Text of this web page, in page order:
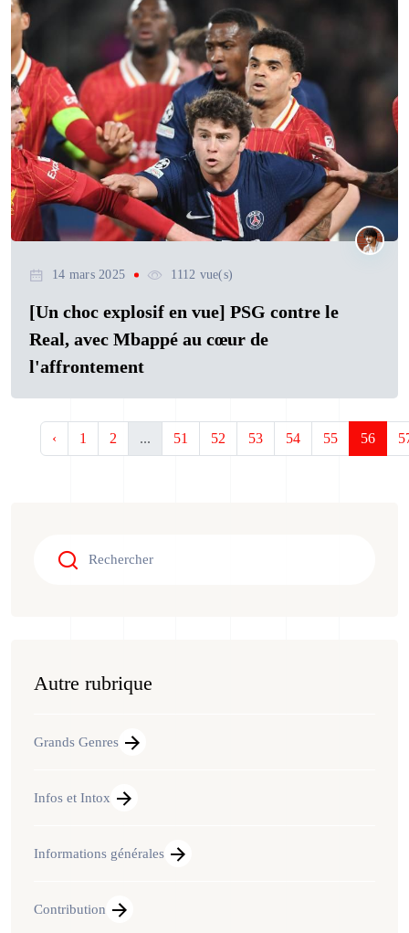
14 mars 2025 1112 vue(s)
[Un choc explosif en vue] PSG contre le
Real, avec Mbappé au cœur de
l'affrontement
‹ 1 2 ... 51 52 53 54 55 56
Autre rubrique
Grands Genres
Infos et Intox
Informations générales
Contribution